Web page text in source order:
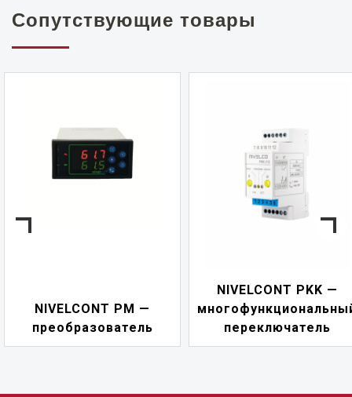
Сопутствующие товары
NIVELCONT PM —
преобразователь
NIVELCONT PKK —
переключатель